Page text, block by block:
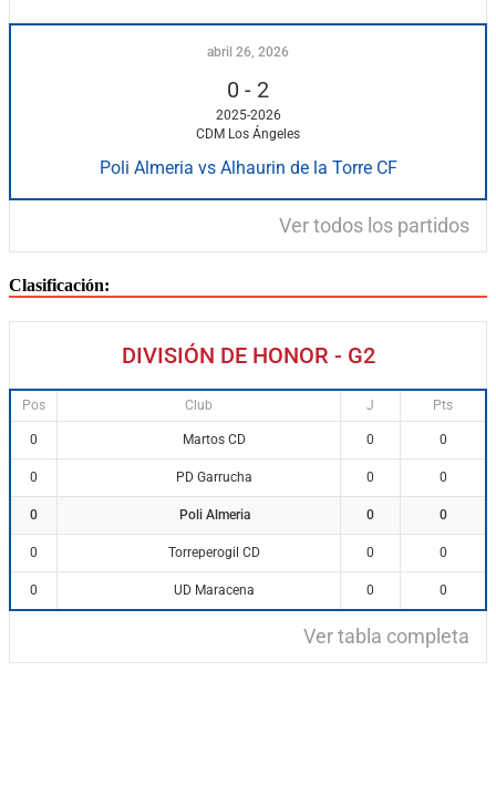
abril 26, 2026
0 - 2
2025-2026
CDM Los Ángeles
Poli Almeria vs Alhaurin de la Torre CF
Ver todos los partidos
Clasificación:
DIVISIÓN DE HONOR - G2
Pos Club J Pts
0 Martos CD 0 0
0 PD Garrucha 0 0
0 Poli Almeria 0 0
0 Torreperogil CD 0 0
0 UD Maracena 0 0
Ver tabla completa